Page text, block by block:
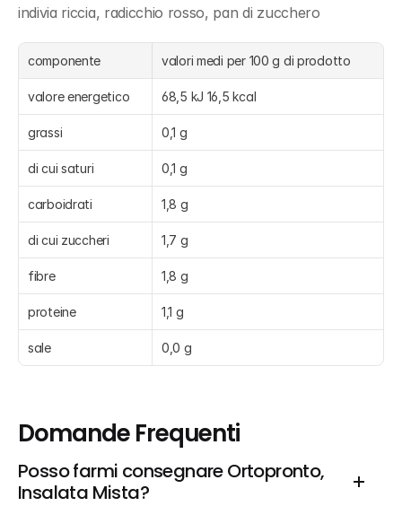
indivia riccia, radicchio rosso, pan di zucchero
componente valori medi per 100 g di prodotto
valore energetico 68,5 kJ 16,5 kcal
grassi 0,1 g
di cui saturi 0,1 g
carboidrati 1,8 g
di cui zuccheri 1,7 g
fibre 1,8 g
proteine 1,1 g
sale 0,0 g
Domande Frequenti
Posso farmi consegnare Ortopronto,
Insalata Mista?